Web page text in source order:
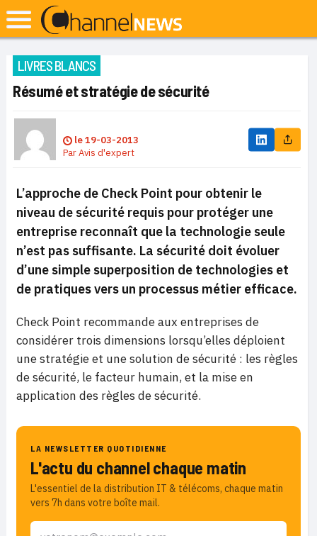
LIVRES BLANCS
Résumé et stratégie de sécurité
le19-03-2013
ParAvis d'expert
L’approche de Check Point pour obtenir le
niveau de sécurité requis pour protéger une
entreprise reconnaît que la technologie seule
n’est pas suffisante. La sécurité doit évoluer
d’une simple superposition de technologies et
de pratiques vers un processus métier efficace.
Check Point recommande aux entreprises de
considérer trois dimensions lorsqu’elles déploient
une stratégie et une solution de sécurité : les règles
de sécurité, le facteur humain, et la mise en
application des règles de sécurité.
LA NEWSLETTER QUOTIDIENNE
L'actu du channel chaque matin
L'essentiel de la distribution IT & télécoms, chaque matin
vers 7h dans votre boîte mail.